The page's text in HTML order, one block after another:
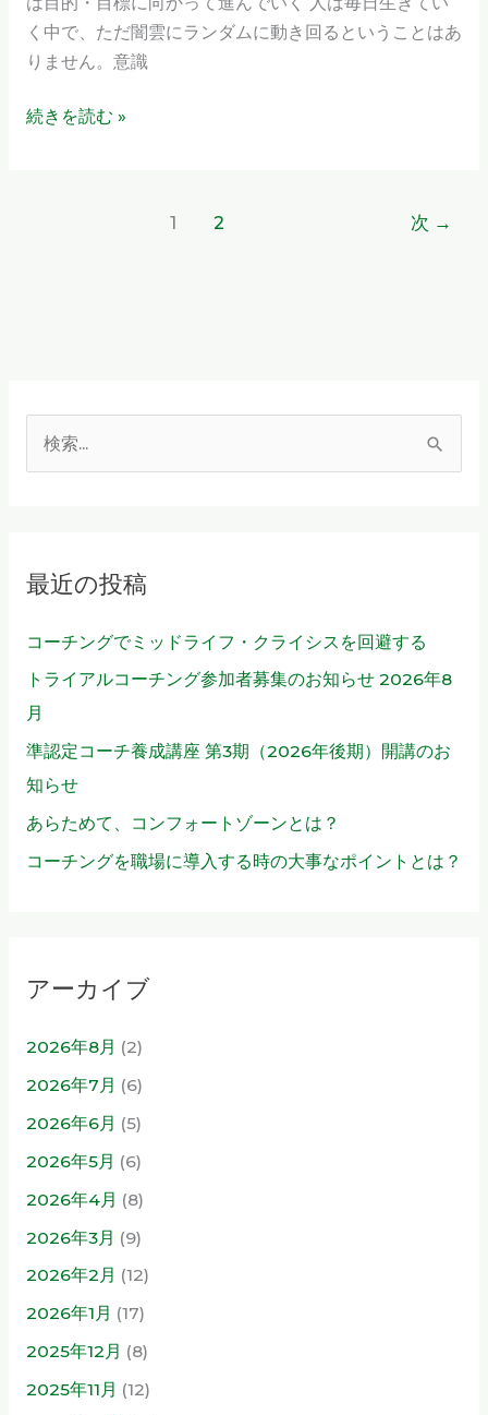
く中で、ただ闇雲にランダムに動き回るということはあ
りません。意識
未
来
に
過
続きを読む »
1 2 次 →
:最近の投稿
コーチングでミッドライフ・クライシスを回避する
トライアルコーチング参加者募集のお知らせ 2026年8
月
準認定コーチ養成講座 第3期（2026年後期）開講のお
知らせ
あらためて、コンフォートゾーンとは？
コーチングを職場に導入する時の大事なポイントとは？
アーカイブ
2026年8月 (2)
2026年7月 (6)
2026年6月 (5)
2026年5月 (6)
2026年4月 (8)
2026年3月 (9)
2026年2月 (12)
2026年1月 (17)
2025年12月 (8)
2025年11月 (12)